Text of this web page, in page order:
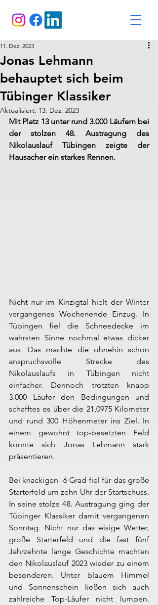
Jonas Lehmann
behauptet sich beim
Tübinger Klassiker
11. Dez. 2023
Aktualisiert: 13. Dez. 2023
Mit Platz 13 unter rund 3.000 Läufern bei
der stolzen 48. Austragung des
Nikolauslauf Tübingen zeigte der
Hausacher ein starkes Rennen.
Nicht nur im Kinzigtal hielt der Winter
vergangenes Wochenende Einzug. In
Tübingen fiel die Schneedecke im
wahrsten Sinne nochmal etwas dicker
aus. Das machte die ohnehin schon
anspruchsvolle Strecke des
Nikolauslaufs in Tübingen nicht
einfacher. Dennoch trotzten knapp
3.000 Läufer den Bedingungen und
schafftes es über die 21,0975 Kilometer
und rund 300 Höhenmeter ins Ziel. In
einem gewohnt top-besetzten Feld
konnte sich Jonas Lehmann stark
präsentieren.
Bei knackigen -6 Grad fiel für das große
Starterfeld um zehn Uhr der Startschuss.
In seine stolze 48. Austragung ging der
Tübinger Klassiker damit vergangenen
Sonntag. Nicht nur das eisige Wetter,
große Starterfeld und die fast fünf
Jahrzehnte lange Geschichte machten
den Nikolauslauf 2023 wieder zu einem
besonderen. Unter blauem Himmel
und Sonnenschein ließen sich auch
zahlreiche Top-Läufer nicht lumpen.